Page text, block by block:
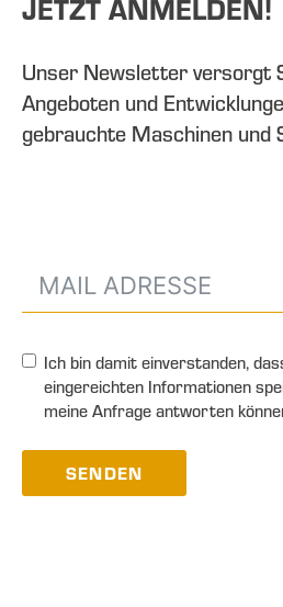
JETZT ANMELDEN!
Unser Newsletter versorgt
Angeboten und
gebrauchte Maschinen und
Ich bin damit einverstanden,
eingereichten Informationen
meine Anfrage antworten
SENDEN